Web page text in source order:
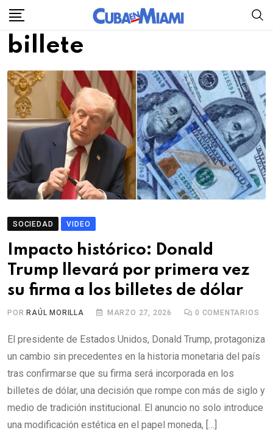
Skip
content
billete
SOCIEDAD VIDEO
Impacto histórico: Donald
Trump llevará por primera vez
su firma a los billetes de dólar
POR RAÚL MORILLA MARZO 27, 2026 0 COMENTARIOS
El presidente de Estados Unidos, Donald Trump, protagoniza
un cambio sin precedentes en la historia monetaria del país
tras confirmarse que su firma será incorporada en los
billetes de dólar, una decisión que rompe con más de siglo y
medio de tradición institucional. El anuncio no solo introduce
una modificación estética en el papel moneda, […]